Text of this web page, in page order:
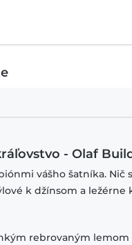
- Olaf
vášho šatníka.
k džínsom a
rebrovaným lemom